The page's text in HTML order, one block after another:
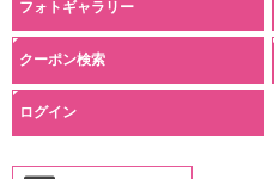
フォトギャラリー
クーポン検索
ログイン